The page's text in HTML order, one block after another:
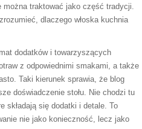
można traktować jako część tradycji.
dlaczego włoska kuchnia
dodatków i towarzyszących
z odpowiednimi smakami, a także
Taki kierunek sprawia, że blog
doświadczenie stołu. Nie chodzi tu
składają się dodatki i detale. To
nie jako konieczność, lecz jako